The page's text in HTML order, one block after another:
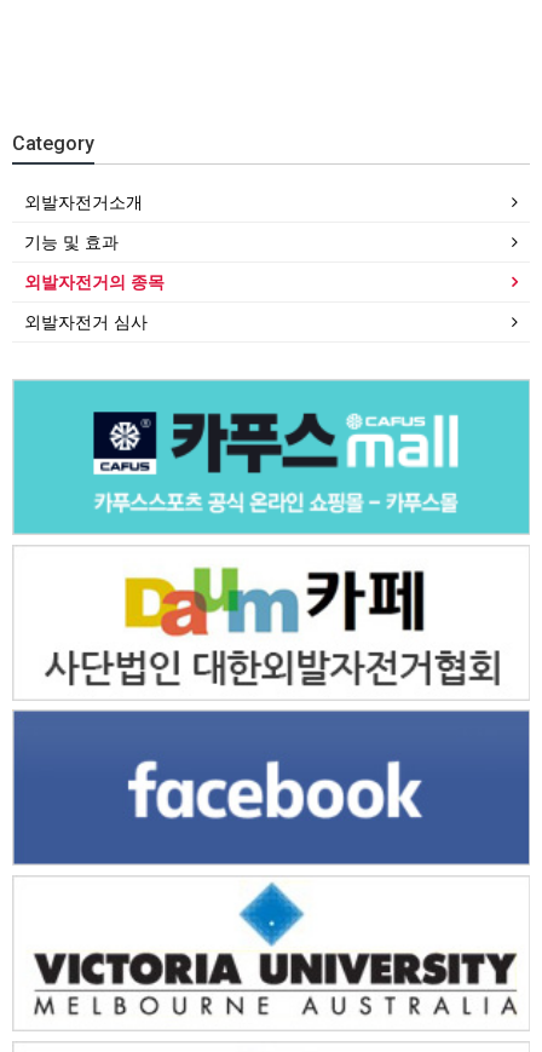
Category
외발자전거소개
기능 및 효과
외발자전거의 종목
외발자전거 심사